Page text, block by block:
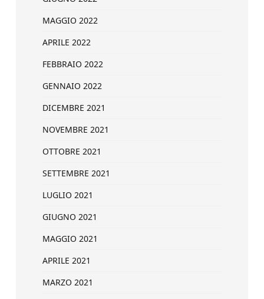
MAGGIO 2022
APRILE 2022
FEBBRAIO 2022
GENNAIO 2022
DICEMBRE 2021
NOVEMBRE 2021
OTTOBRE 2021
SETTEMBRE 2021
LUGLIO 2021
GIUGNO 2021
MAGGIO 2021
APRILE 2021
MARZO 2021